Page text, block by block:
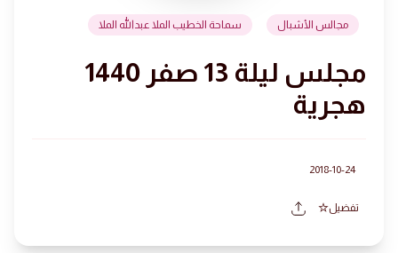
مجالس الأشبال سماحة الخطيب الملا عبدالله الملا
مجلس ليلة 13 صفر 1440
هجرية
2018-10-24
تفضيل